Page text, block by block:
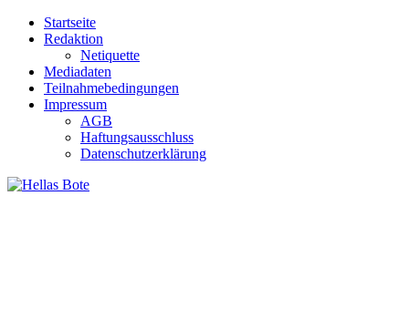
Zum
Inhalt
Startseite
Redaktion
Netiquette
Mediadaten
Teilnahmebedingungen
Impressum
AGB
Haftungsausschluss
Datenschutzerklärung